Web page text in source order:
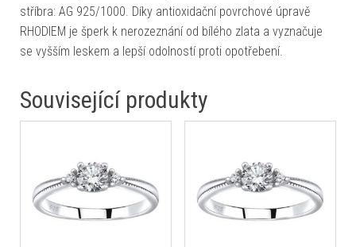
stříbra: AG 925/1000. Díky antioxidační povrchové úpravě
RHODIEM je šperk k nerozeznání od bílého zlata a vyznačuje
se vyšším leskem a lepší odolností proti opotřebení.
Související produkty